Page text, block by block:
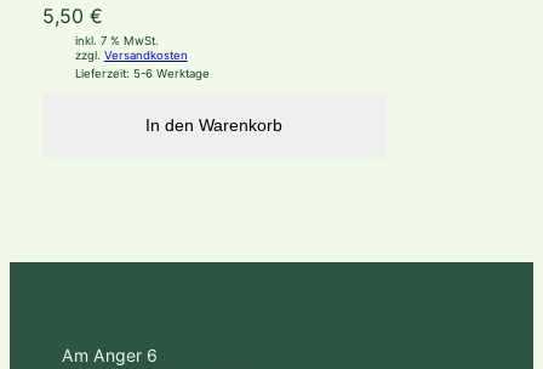
5,50 €
inkl. 7 % MwSt.
zzgl. Versandkosten
Lieferzeit: 5-6 Werktage
In den Warenkorb
Am Anger 6